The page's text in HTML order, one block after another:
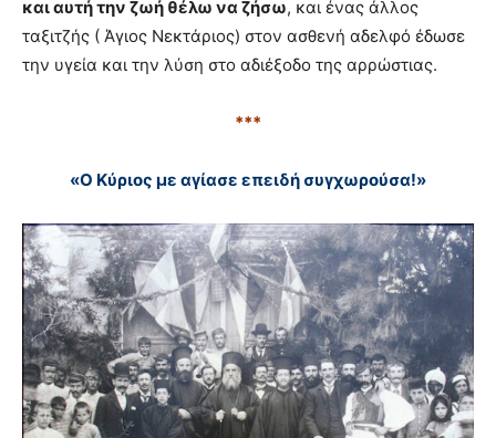
και αυτή την ζωή θέλω να ζήσω, και ένας άλλος
ταξιτζής ( Άγιος Νεκτάριος) στον ασθενή αδελφό έδωσε
την υγεία και την λύση στο αδιέξοδο της αρρώστιας.
***
«Ο Κύριος με αγίασε επειδή συγχωρούσα!»